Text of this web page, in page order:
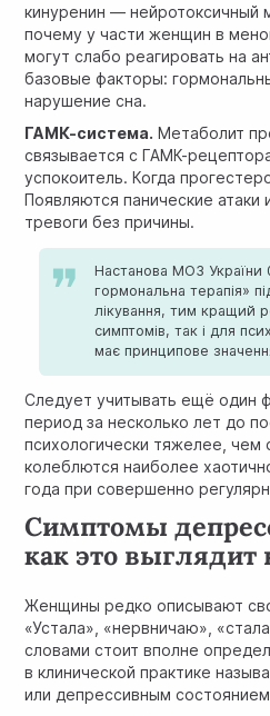
кинуренин — нейротоксичный
почему у части женщин в
могут слабо реагировать на
базовые факторы:
нарушение сна.
ГАМК-система. Метаболит
связывается с ГАМК-
успокоитель. Когда
Появляются панические
тревоги без причины.
Настанова МОЗ України
гормональна терапія»
лікування, тим кращий
симптомів, так і для
має принципове
Следует учитывать ещё один
период за несколько лет до
психологически тяжелее,
колеблются наиболее
года при совершенно
Симптомы
как это выглядит
Женщины редко описывают
«Устала», «нервничаю»,
словами стоит вполне
в клинической практике
или депрессивным